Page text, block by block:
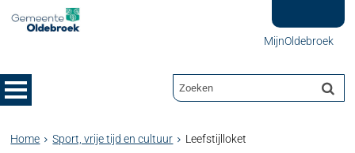
MijnOldebroek
Home Sport, vrije tijd en cultuur Leefstijlloket